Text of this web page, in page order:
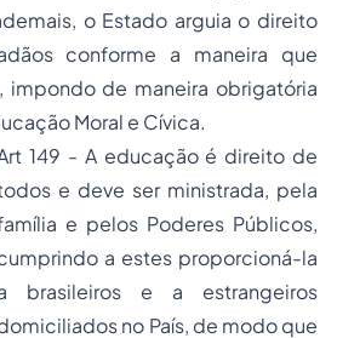
o Estado arguia o direito
conforme a maneira que
impondo de maneira obrigatória
Moral e Cívica.
149 - A educação é direito de
e deve ser ministrada, pela
e pelos Poderes Públicos,
a estes proporcioná-la
brasileiros e a estrangeiros
no País, de modo que